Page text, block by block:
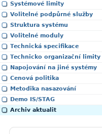
Systémové limity
Volitelné podpůrné služby
Struktura systému
Volitelné moduly
Technická specifikace
Technicko organizační limity
Napojování na jiné systémy
Cenová politika
Metodika nasazování
Demo IS/STAG
Archiv aktualit